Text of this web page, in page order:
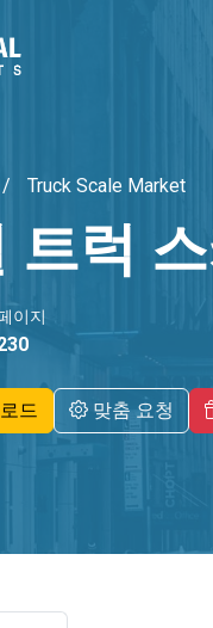
Truck Scale Market
트럭
이지
드 맞춤 요청